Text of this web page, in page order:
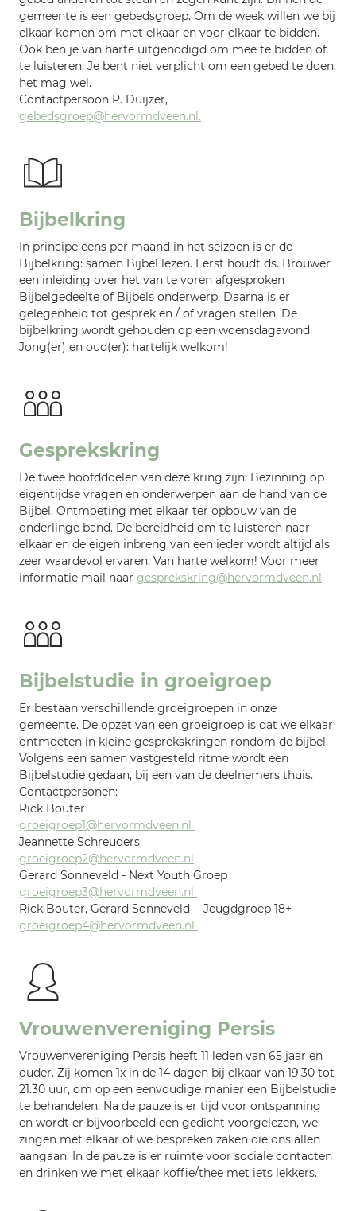
gemeente is een gebedsgroep. Om de week willen we bij
elkaar komen om met elkaar en voor elkaar te bidden.
Ook ben je van harte uitgenodigd om mee te bidden of
te luisteren. Je bent niet verplicht om een gebed te doen,
het mag wel.
Contactpersoon P. Duijzer,
gebedsgroep@hervormdveen.nl.
Bijbelkring
In principe eens per maand in het seizoen is er de
Bijbelkring: samen Bijbel lezen. Eerst houdt ds. Brouwer
een inleiding over het van te voren afgesproken
Bijbelgedeelte of Bijbels onderwerp. Daarna is er
gelegenheid tot gesprek en / of vragen stellen. De
bijbelkring wordt gehouden op een woensdagavond.
Jong(er) en oud(er): hartelijk welkom!
Gesprekskring
De twee hoofddoelen van deze kring zijn: Bezinning op
eigentijdse vragen en onderwerpen aan de hand van de
Bijbel. Ontmoeting met elkaar ter opbouw van de
onderlinge band. De bereidheid om te luisteren naar
elkaar en de eigen inbreng van een ieder wordt altijd als
zeer waardevol ervaren. Van harte welkom! Voor meer
informatie mail naar gesprekskring@hervormdveen.nl
Bijbelstudie in groeigroep
Er bestaan verschillende groeigroepen in onze
gemeente. De opzet van een groeigroep is dat we elkaar
ontmoeten in kleine gesprekskringen rondom de bijbel.
Volgens een samen vastgesteld ritme wordt een
Bijbelstudie gedaan, bij een van de deelnemers thuis.
Contactpersonen:
Rick Bouter
groeigroep1@hervormdveen.nl
Jeannette Schreuders
groeigroep2@hervormdveen.nl
Gerard Sonneveld - Next Youth Groep
groeigroep3@hervormdveen.nl
Rick Bouter, Gerard Sonneveld - Jeugdgroep 18+
groeigroep4@hervormdveen.nl
Vrouwenvereniging Persis
Vrouwenvereniging Persis heeft 11 leden van 65 jaar en
ouder. Zij komen 1x in de 14 dagen bij elkaar van 19.30 tot
21.30 uur, om op een eenvoudige manier een Bijbelstudie
te behandelen. Na de pauze is er tijd voor ontspanning
en wordt er bijvoorbeeld een gedicht voorgelezen, we
zingen met elkaar of we bespreken zaken die ons allen
aangaan. In de pauze is er ruimte voor sociale contacten
en drinken we met elkaar koffie/thee met iets lekkers.